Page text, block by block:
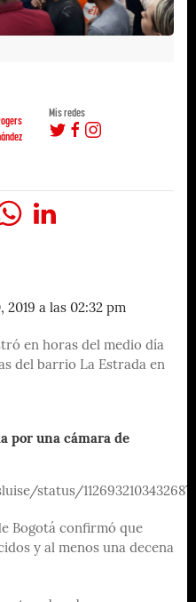
Mis redes
a las 02:32 pm
en horas del medio día
del barrio La Estrada en
por una cámara de
status/
Bogotá confirmó que
y al menos una decena